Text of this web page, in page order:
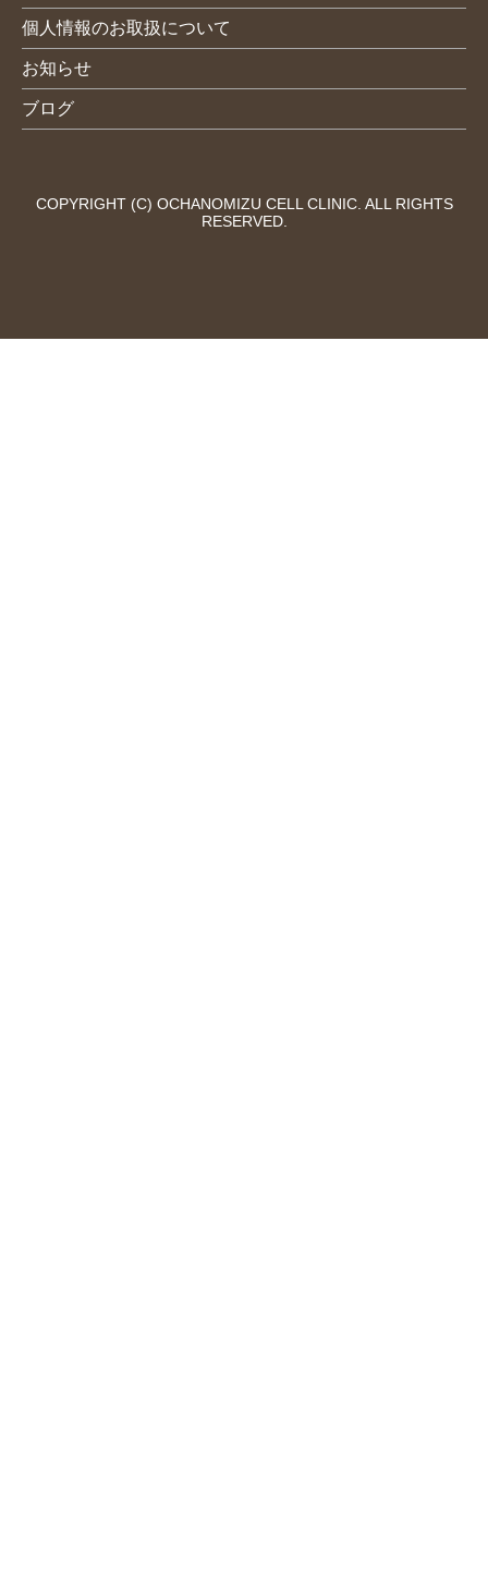
個人情報のお取扱について
お知らせ
ブログ
COPYRIGHT (C) OCHANOMIZU CELL CLINIC. ALL RIGHTS
RESERVED.